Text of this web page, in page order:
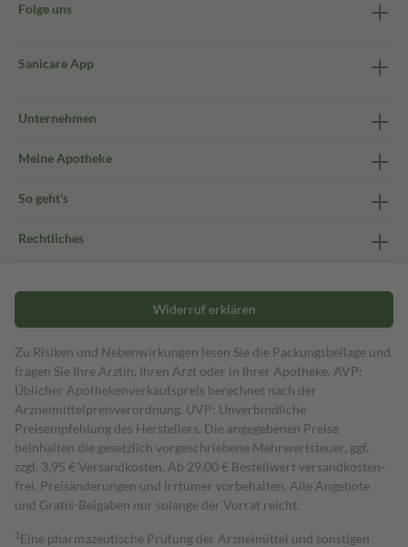
Folge uns
Sanicare App
Unternehmen
Meine Apotheke
So geht's
Rechtliches
Widerruf erklären
Zu Risiken und Nebenwirkungen lesen Sie die Packungsbeilage und
fragen Sie Ihre Ärztin, Ihren Arzt oder in Ihrer Apotheke. AVP:
Üblicher Apothekenverkaufspreis berechnet nach der
Arzneimittelpreisverordnung. UVP: Unverbindliche
Preisempfehlung des Herstellers. Die angegebenen Preise
beinhalten die gesetzlich vorgeschriebene Mehrwertsteuer, ggf.
zzgl. 3,95 € Versandkosten. Ab 29,00 € Bestell­wert versand­kosten­
frei. Preisänderungen und Irrtümer vorbehalten. Alle Angebote
und Gratis-Beigaben nur solange der Vorrat reicht.
1 Eine pharmazeutische Prüfung der Arzneimittel und sonstigen